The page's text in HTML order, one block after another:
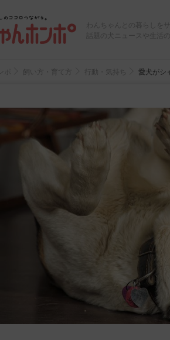
わんちゃんとの暮らしを
話題の犬ニュースや生活
飼い方・育て方 行動・気持ち 愛犬がシ